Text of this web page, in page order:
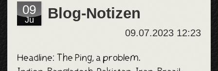
Music ♥
--------
09
Ju Blog-Notizen
09.07.2023 12:23
Headline: The Ping, a problem.